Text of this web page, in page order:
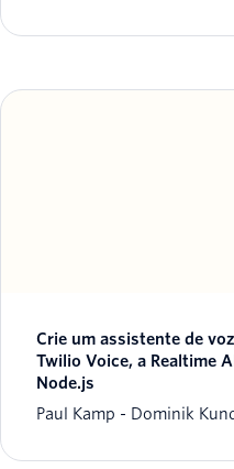
Crie um assistente de
Twilio Voice, a Realtime
Node.js
Paul Kamp
Dominik